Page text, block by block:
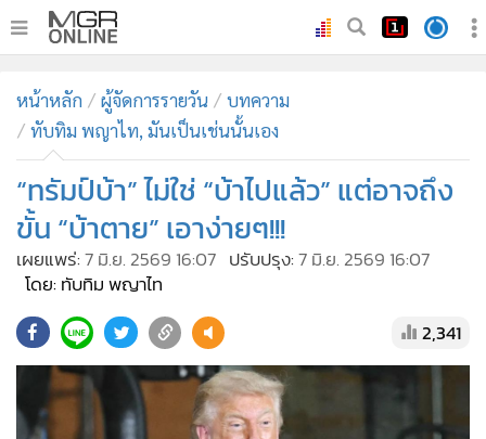
ทันเหตุการณ์
ภาคใต้
• ภูมิภาค
• Online Section
• บันเทิง
ผู้จัดการรายวัน
• คอลัมนิสต์
• ละคร
CbizReview
•
Cyber BIZ
หน้าหลัก ผู้จัดการรายวัน
บทความ
ทับทิม พญาไท, มันเป็นเช่นนั้นเอง
“ทรัมป์บ้า” ไม่ใช่ “บ้าไปแล้ว” แต่อาจถึง
ขั้น “บ้าตาย” เอาง่ายๆ!!!
เผยแพร่:7 มิ.ย. 2569 16:07 ปรับปรุง:7 มิ.ย. 2569 16:07
โดย: ทับทิม พญาไท
2,341